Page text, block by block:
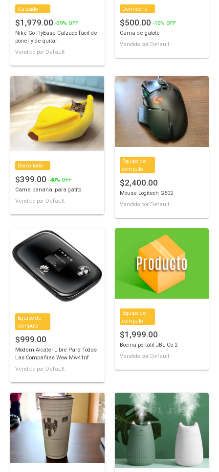
Calzado
$1,979.00 -39% OFF
Nike Go FlyEase Calzado fácil de
poner y de quitar
Vendido por Default
Dormitorio
$500.00 -10% OFF
Cama de gatote
Vendido por Default
Dormitorio
$399.00 -40% OFF
Cama banana, para gatito
Vendido por Default
Equipo de
cómputo
$2,400.00
Mouse Logitech G502
Vendido por Default
Equipo de
cómputo
$999.00
Módem Alcatel Libre Para Todas
Las Compañías Wow Mw41nf
Vendido por Default
Equipo de
cómputo
$1,999.00
Bocina portátil JBL Go 2
Vendido por Default